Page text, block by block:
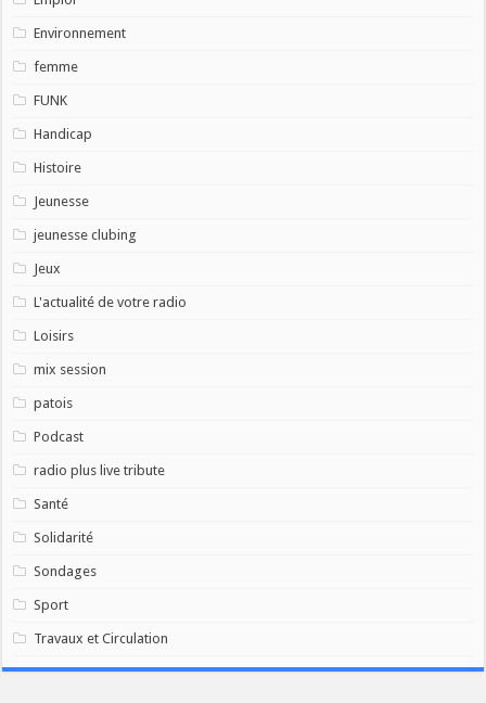
Environnement
femme
FUNK
Handicap
Histoire
Jeunesse
jeunesse clubing
Jeux
L'actualité de votre radio
Loisirs
mix session
patois
Podcast
radio plus live tribute
Santé
Solidarité
Sondages
Sport
Travaux et Circulation